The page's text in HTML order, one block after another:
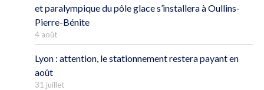
et paralympique du pôle glace s’installera à Oullins-
Pierre-Bénite
4 août
Lyon : attention, le stationnement restera payant en
août
31 juillet